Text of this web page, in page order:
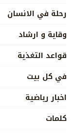
رحلة في الانسان
وقاية و ارشاد
قواعد التغذية
في كل بيت
اخبار رياضية
كلمات